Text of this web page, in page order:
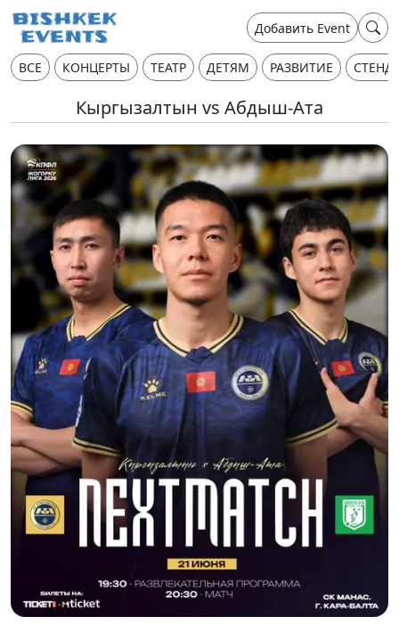
Добавить Event
ВСЕ КОНЦЕРТЫ ТЕАТР ДЕТЯМ РАЗВИТИЕ
Кыргызалтын vs Абдыш-Ата